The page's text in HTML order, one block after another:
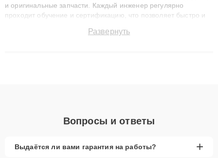
и оригинальные запчасти. Каждый инженер регулярно
проходит обучение и сертификацию, что позволяет быстро и
сохранением гарантии до 3 лет. Наши мастера решают
Развернуть
Вопросы и ответы
Выдаётся ли вами гарантия на работы? +